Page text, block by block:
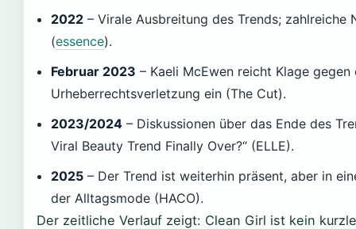
2022 – Virale Ausbreitung des Trends;
(essence).
Februar 2023 – Kaeli McEwen reicht Klage
Urheberrechtsverletzung ein (The Cut).
2023/2024 – Diskussionen über das Ende des
Viral Beauty Trend Finally Over?“ (ELLE).
2025 – Der Trend ist weiterhin präsent, aber in
der Alltagsmode (HACO).
Der zeitliche Verlauf zeigt: Clean Girl ist kein